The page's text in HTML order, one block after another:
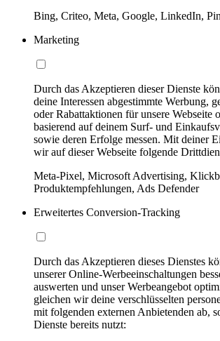
Bing, Criteo, Meta, Google, LinkedIn,
Marketing
Durch das Akzeptieren dieser Dienste
deine Interessen abgestimmte Werbung,
oder Rabattaktionen für unsere Webseite
basierend auf deinem Surf- und
sowie deren Erfolge messen. Mit deiner
wir auf dieser Webseite folgende
Meta-Pixel, Microsoft Advertising,
Produktempfehlungen, Ads Defender
Erweitertes Conversion-Tracking
Durch das Akzeptieren dieses Dienstes
unserer Online-Werbeeinschaltungen
auswerten und unser Werbeangebot
gleichen wir deine verschlüsselten
mit folgenden externen Anbietenden ab,
Dienste bereits nutzt: